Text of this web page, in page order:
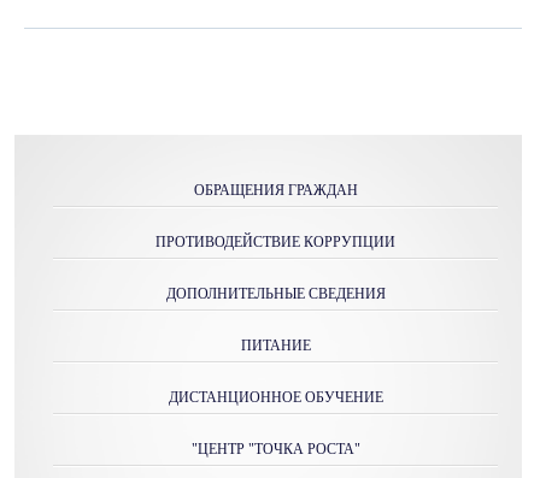
ОБРАЩЕНИЯ ГРАЖДАН
ПРОТИВОДЕЙСТВИЕ КОРРУПЦИИ
ДОПОЛНИТЕЛЬНЫЕ СВЕДЕНИЯ
ПИТАНИЕ
ДИСТАНЦИОННОЕ ОБУЧЕНИЕ
"ЦЕНТР "ТОЧКА РОСТА"